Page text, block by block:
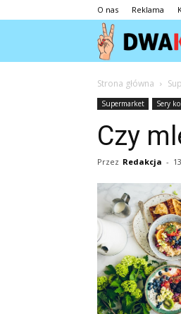
O nas Reklama
Strona główna
Supermarket Sery
Czy
Przez Redakcja -